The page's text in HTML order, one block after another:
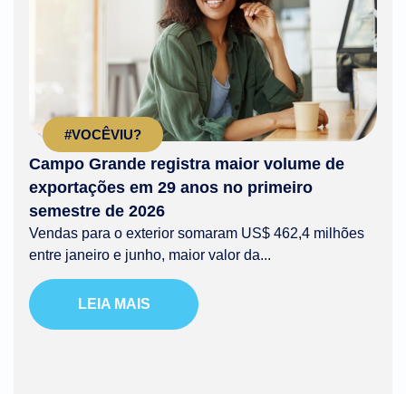
#VOCÊVIU?
Campo Grande registra maior volume de
exportações em 29 anos no primeiro
semestre de 2026
Vendas para o exterior somaram US$ 462,4 milhões
entre janeiro e junho, maior valor da...
LEIA MAIS